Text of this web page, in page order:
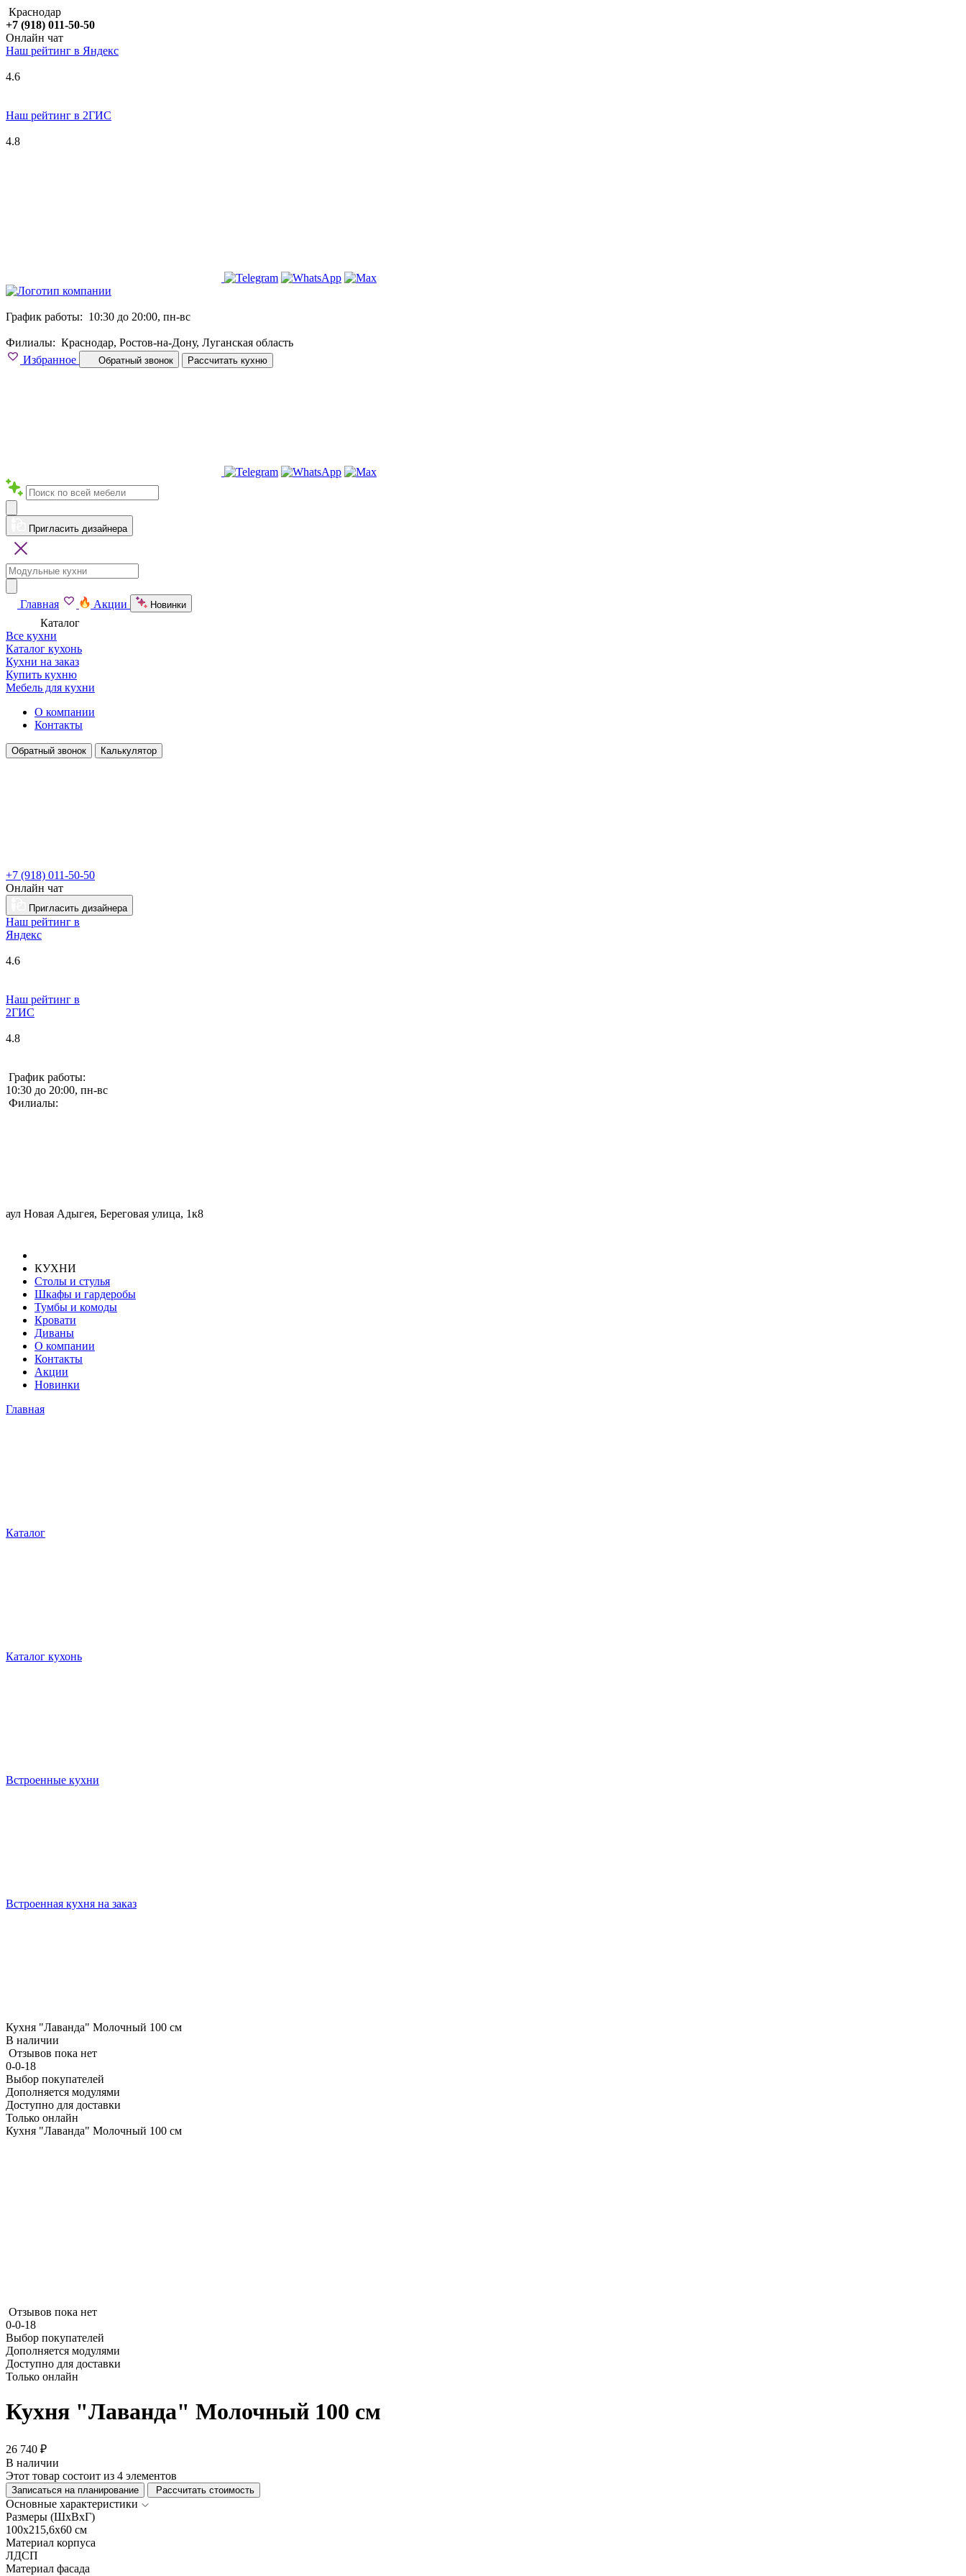
Краснодар
+7 (918) 011-50-50
Онлайн чат
Наш рейтинг в Яндекс
4.6
Наш рейтинг в 2ГИС
4.8
График работы: 10:30 до 20:00, пн-вс
Филиалы: Краснодар, Ростов-на-Дону, Луганская область
Избранное
Обратный звонок Рассчитать кухню
Пригласить дизайнера
Главная Акции Новинки
Каталог
Все кухни
Каталог кухонь
Кухни на заказ
Купить кухню
Мебель для кухни
О компании
Контакты
Обратный звонок Калькулятор
+7 (918) 011-50-50
Онлайн чат
Пригласить дизайнера
Наш рейтинг в
Яндекс
4.6
Наш рейтинг в
2ГИС
4.8
График работы:
10:30 до 20:00, пн-вс
Филиалы:
аул Новая Адыгея, Береговая улица, 1к8
КУХНИ
Столы и стулья
Шкафы и гардеробы
Тумбы и комоды
Кровати
Диваны
О компании
Контакты
Акции
Новинки
Главная
Каталог
Каталог кухонь
Встроенные кухни
Встроенная кухня на заказ
Кухня "Лаванда" Молочный 100 см
В наличии
Отзывов пока нет
0-0-18
Выбор покупателей
Дополняется модулями
Доступно для доставки
Только онлайн
Кухня "Лаванда" Молочный 100 см
Отзывов пока нет
0-0-18
Выбор покупателей
Дополняется модулями
Доступно для доставки
Только онлайн
Кухня "Лаванда" Молочный 100 см
26 740 ₽
В наличии
Этот товар состоит из 4 элементов
Записаться на планирование Рассчитать стоимость
Основные характеристики
Размеры (ШхВхГ)
100x215,6x60 см
Материал корпуса
ЛДСП
Материал фасада